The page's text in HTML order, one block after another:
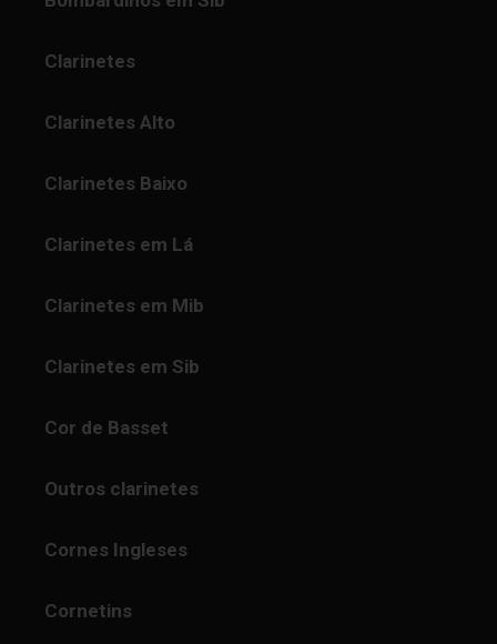
Clarinetes
Clarinetes Alto
Clarinetes Baixo
Clarinetes em Lá
Clarinetes em Mib
Clarinetes em Sib
Cor de Basset
Outros clarinetes
Cornes Ingleses
Cornetins